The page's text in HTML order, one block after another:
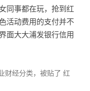
同事都在玩，抢到红
活动费用的支付并不
面大大浦发银行信用
财经分类，被贴了红